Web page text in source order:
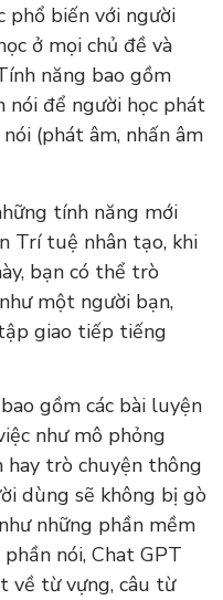
phổ biến với người
ở mọi chủ đề và
năng bao gồm
nói để người học phát
(phát âm, nhấn âm
tính năng mới
Trí tuệ nhân tạo, khi
bạn có thể trò
một người bạn,
giao tiếp tiếng
gồm các bài luyện
như mô phỏng
trò chuyện thông
dùng sẽ không bị gò
những phần mềm
nói, Chat GPT
về từ vựng, câu từ